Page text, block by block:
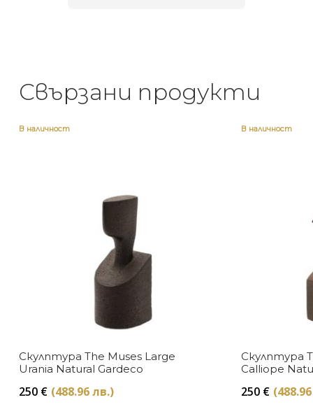
Свързани продукти
В наличност
Скулптура The Muses Large
Urania Natural Gardeco
250 € (488.96 лв.)
В наличност
Скулптура
Calliope
250 €